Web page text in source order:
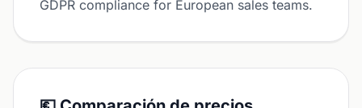
GDPR compliance for European sales teams.